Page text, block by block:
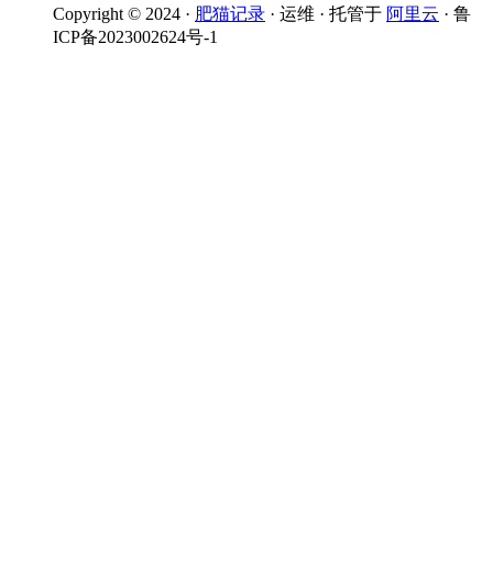
Copyright © 2024 · 肥猫记录 · 运维 · 托管于 阿里云 · 鲁
ICP备2023002624号-1